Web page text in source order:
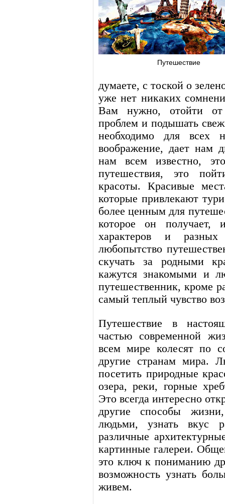
Путешествие
думаете, с тоской о
уже нет никаких
Вам нужно, отойти
проблем и подышать
необходимо для всех
воображение, дает нам
нам всем известно,
путешествия, это
красоты. Красивые
которые привлекают
более ценным для
которое он получает,
характеров и
любопытство
скучать за родными
кажутся знакомыми и
путешественник, кроме
самый теплый чувство
Путешествие в
частью современной
всем мире колесят по
другие странам мира.
посетить природные
озера, реки, горные
Это всегда интересно
другие способы
людьми, узнать вкус
различные
картинные галереи.
это ключ к пониманию
возможность узнать
живем.